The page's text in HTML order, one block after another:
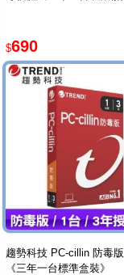
$690
趨勢科技 PC-cillin 防毒
《三年一台標準盒裝》